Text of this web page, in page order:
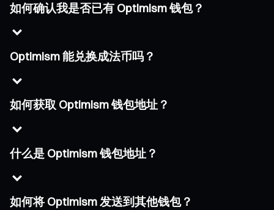
如何确认我是否已有 Optimism 钱包？
Optimism 能兑换成法币吗？
如何获取 Optimism 钱包地址？
什么是 Optimism 钱包地址？
如何将 Optimism 发送到其他钱包？